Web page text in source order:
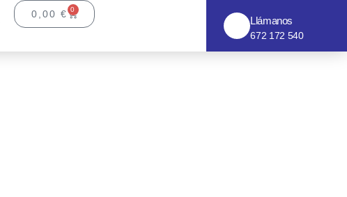
0,00€ 0
Llámanos
672 172 540